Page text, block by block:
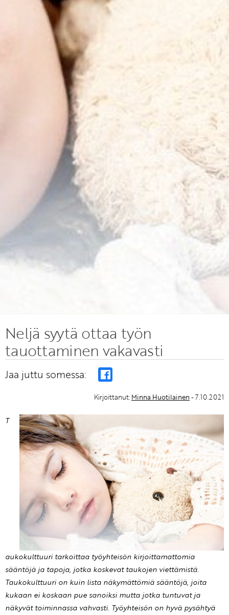
Neljä syytä ottaa työn
tauottaminen vakavasti
Jaa juttu somessa:
Kirjoittanut: Minna Huotilainen - 7.10.2021
T
aukokulttuuri tarkoittaa työyhteisön kirjoittamattomia
sääntöjä ja tapoja, jotka koskevat taukojen viettämistä.
Taukokulttuuri on kuin lista näkymättömiä sääntöjä, joita
kukaan ei koskaan pue sanoiksi mutta jotka tuntuvat ja
näkyvät toiminnassa vahvasti. Työyhteisön on hyvä pysähtyä